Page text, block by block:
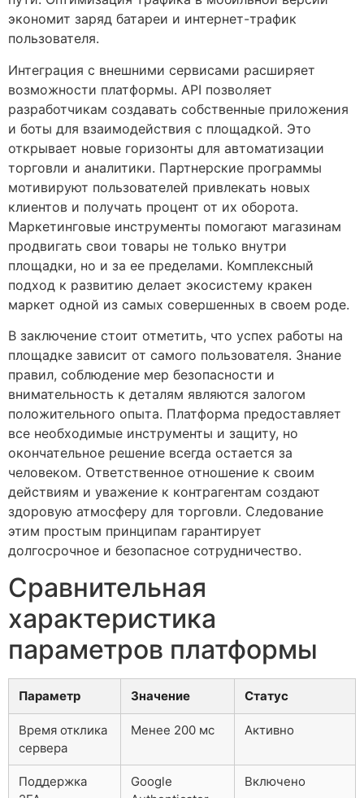
экономит заряд батареи и интернет-трафик
пользователя.
Интеграция с внешними сервисами расширяет
возможности платформы. API позволяет
разработчикам создавать собственные приложения
и боты для взаимодействия с площадкой. Это
открывает новые горизонты для автоматизации
торговли и аналитики. Партнерские программы
мотивируют пользователей привлекать новых
клиентов и получать процент от их оборота.
Маркетинговые инструменты помогают магазинам
продвигать свои товары не только внутри
площадки, но и за ее пределами. Комплексный
подход к развитию делает экосистему кракен
маркет одной из самых совершенных в своем роде.
В заключение стоит отметить, что успех работы на
площадке зависит от самого пользователя. Знание
правил, соблюдение мер безопасности и
внимательность к деталям являются залогом
положительного опыта. Платформа предоставляет
все необходимые инструменты и защиту, но
окончательное решение всегда остается за
человеком. Ответственное отношение к своим
действиям и уважение к контрагентам создают
здоровую атмосферу для торговли. Следование
этим простым принципам гарантирует
долгосрочное и безопасное сотрудничество.
Сравнительная
характеристика
параметров платформы
Параметр Значение Статус
Время отклика
сервера
Менее 200 мс Активно
Поддержка
Google
Включено